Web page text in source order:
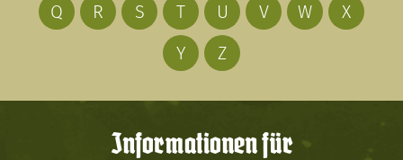
Q
R S T U V W
X
Y
Z
Informationen für